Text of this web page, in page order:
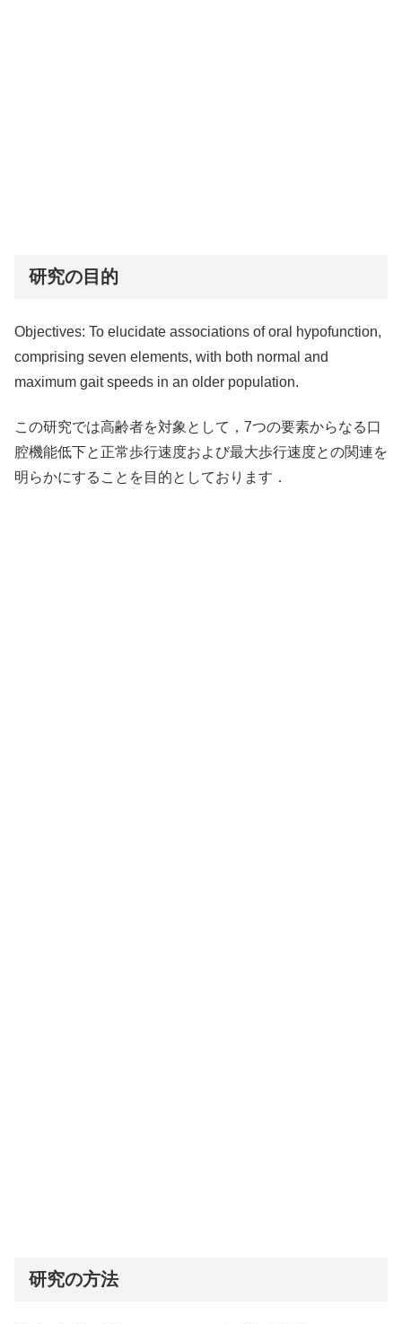
研究の目的
Objectives: To elucidate associations of oral hypofunction,
comprising seven elements, with both normal and
maximum gait speeds in an older population.
この研究では高齢者を対象として，7つの要素からなる口
腔機能低下と正常歩行速度および最大歩行速度との関連を
明らかにすることを目的としております．
研究の方法